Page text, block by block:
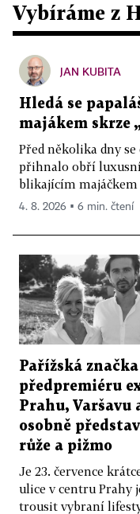
Vybíráme z
JAN KUBITA
Hledá se
majákem skrze
Před několika dny
přihnalo obří
blikajícím majáčkem
4. 8. 2026 ▪ 6 min. čtení
Pařížská
předpremiéru
Prahu, Varšavu
osobně
růže a pižmo
Je 23. července
ulice v centru Prahy
trousit vybraní